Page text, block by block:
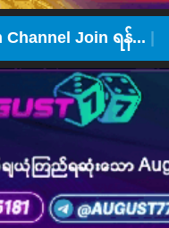
Telegram